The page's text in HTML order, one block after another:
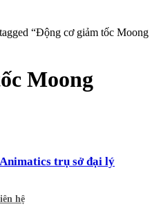
“Động cơ giảm tốc Moong
Moong
trụ sở đại lý
hệ